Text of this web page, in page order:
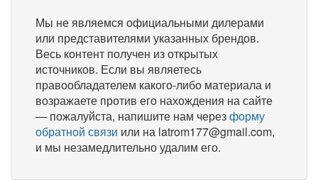
Мы не являемся официальными дилерами
или представителями указанных брендов.
Весь контент получен из открытых
источников. Если вы являетесь
правообладателем какого-либо материала и
возражаете против его нахождения на сайте
— пожалуйста, напишите нам черезформу
обратной связи или на latrom177@gmail.com,
и мы незамедлительно удалим его.